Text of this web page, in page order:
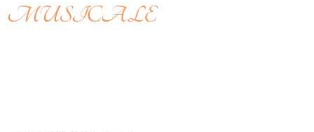
MUSICALE